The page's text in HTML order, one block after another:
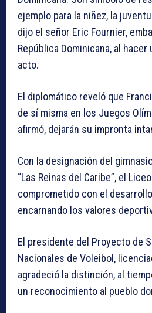
ejemplo para la niñez, la
dijo el señor Eric Fournier,
República Dominicana, al hacer
acto.
El diplomático reveló que
de sí misma en los Juegos
afirmó, dejarán su impronta
Con la designación del
“Las Reinas del Caribe”, el
comprometido con el
encarnando los valores
El presidente del Proyecto de
Nacionales de Voleibol,
agradeció la distinción, al
un reconocimiento al pueblo